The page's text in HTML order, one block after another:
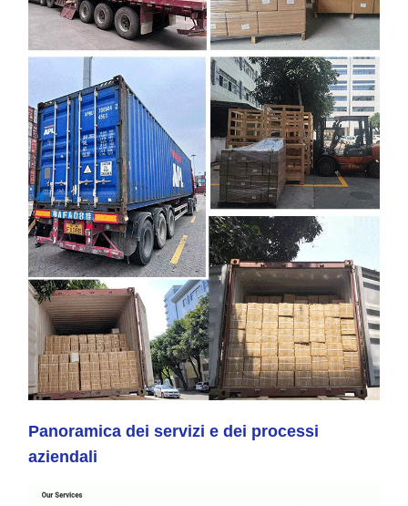
Panoramica dei servizi e dei processi
aziendali